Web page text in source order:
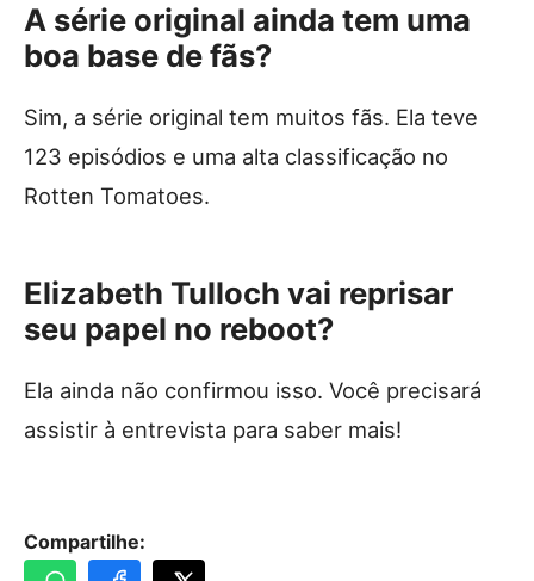
A série original ainda tem uma
boa base de fãs?
Sim, a série original tem muitos fãs. Ela teve
123 episódios e uma alta classificação no
Rotten Tomatoes.
Elizabeth Tulloch vai reprisar
seu papel no reboot?
Ela ainda não confirmou isso. Você precisará
assistir à entrevista para saber mais!
Compartilhe: